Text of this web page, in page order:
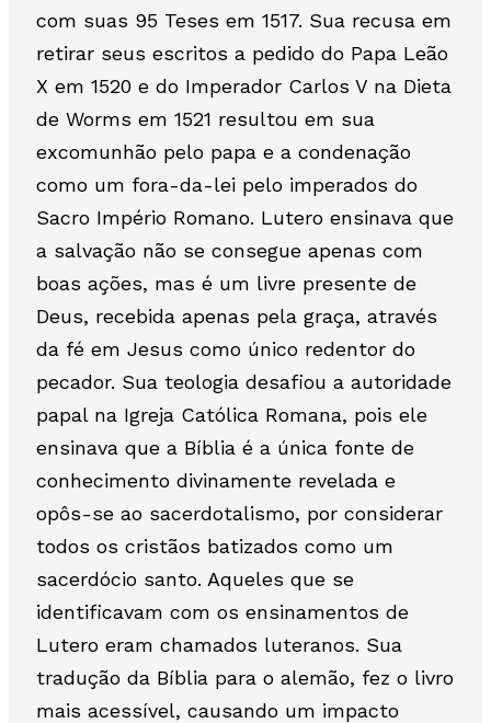
com suas 95 Teses em 1517. Sua recusa em
retirar seus escritos a pedido do Papa Leão
X em 1520 e do Imperador Carlos V na Dieta
de Worms em 1521 resultou em sua
excomunhão pelo papa e a condenação
como um fora-da-lei pelo imperados do
Sacro Império Romano. Lutero ensinava que
a salvação não se consegue apenas com
boas ações, mas é um livre presente de
Deus, recebida apenas pela graça, através
da fé em Jesus como único redentor do
pecador. Sua teologia desafiou a autoridade
papal na Igreja Católica Romana, pois ele
ensinava que a Bíblia é a única fonte de
conhecimento divinamente revelada e
opôs-se ao sacerdotalismo, por considerar
todos os cristãos batizados como um
sacerdócio santo. Aqueles que se
identificavam com os ensinamentos de
Lutero eram chamados luteranos. Sua
tradução da Bíblia para o alemão, fez o livro
mais acessível, causando um impacto